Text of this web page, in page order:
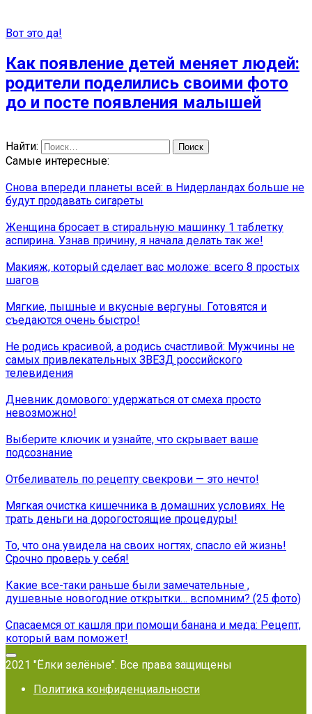
Вот это да!
Как появление детей меняет людей:
родители поделились своими фото
до и посте появления малышей
Найти:
Самые интересные:
Снова впереди планеты всей: в Нидерландах больше не
будут продавать сигареты
Женщина бросает в стиральную машинку 1 таблетку
аспирина. Узнав причину, я начала делать так же!
Макияж, который сделает вас моложе: всего 8 простых
шагов
Мягкие, пышные и вкусные вергуны. Готовятся и
съедаются очень быстро!
Не родись красивой, а родись счастливой: Мужчины не
самых привлекательных ЗВЕЗД российского
телевидения
Дневник домового: удержаться от смеха просто
невозможно!
Выберите ключик и узнайте, что скрывает ваше
подсознание
Отбеливатель по рецепту свекрови — это нечто!
Мягкая очистка кишечника в домашних условиях. Не
трать деньги на дорогостоящие процедуры!
То, что она увидела на своих ногтях, спасло ей жизнь!
Срочно проверь у себя!
Какие все-таки раньше были замечательные ,
душевные новогодние открытки… вспомним? (25 фото)
Спасаемся от кашля при помощи банана и меда: Рецепт,
который вам поможет!
2021 "Ёлки зелёные". Все права защищены
Политика конфиденциальности